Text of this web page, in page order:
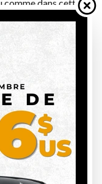
comme dans cette
de la bonne
:
considérer
agréable et
à prendre en
à l’hiver
est essentielle
- Chauffage :